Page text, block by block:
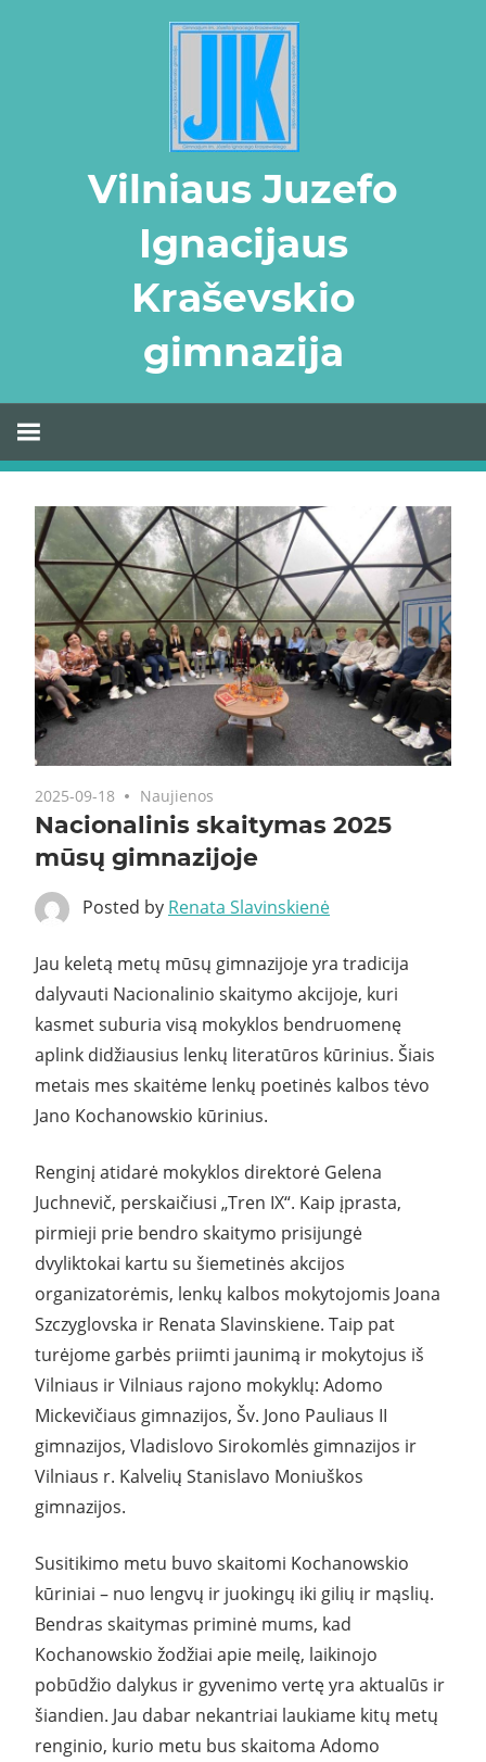
Vilniaus Juzefo
Ignacijaus
Kraševskio
gimnazija
2025-09-18 Naujienos
Nacionalinis skaitymas 2025
mūsų gimnazijoje
Posted by Renata Slavinskienė
Jau keletą metų mūsų gimnazijoje yra tradicija
dalyvauti Nacionalinio skaitymo akcijoje, kuri
kasmet suburia visą mokyklos bendruomenę
aplink didžiausius lenkų literatūros kūrinius. Šiais
metais mes skaitėme lenkų poetinės kalbos tėvo
Jano Kochanowskio kūrinius.
Renginį atidarė mokyklos direktorė Gelena
Juchnevič, perskaičiusi „Tren IX“. Kaip įprasta,
pirmieji prie bendro skaitymo prisijungė
dvyliktokai kartu su šiemetinės akcijos
organizatorėmis, lenkų kalbos mokytojomis Joana
Szczyglovska ir Renata Slavinskiene. Taip pat
turėjome garbės priimti jaunimą ir mokytojus iš
Vilniaus ir Vilniaus rajono mokyklų: Adomo
Mickevičiaus gimnazijos, Šv. Jono Pauliaus II
gimnazijos, Vladislovo Sirokomlės gimnazijos ir
Vilniaus r. Kalvelių Stanislavo Moniuškos
gimnazijos.
Susitikimo metu buvo skaitomi Kochanowskio
kūriniai – nuo lengvų ir juokingų iki gilių ir mąslių.
Bendras skaitymas priminė mums, kad
Kochanowskio žodžiai apie meilę, laikinojo
pobūdžio dalykus ir gyvenimo vertę yra aktualūs ir
šiandien. Jau dabar nekantriai laukiame kitų metų
renginio, kurio metu bus skaitoma Adomo